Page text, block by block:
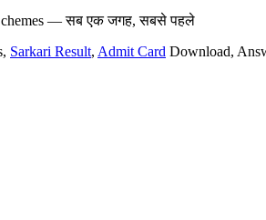
— सब एक जगह, सबसे पहले
Sarkari Result, Admit Card Download,